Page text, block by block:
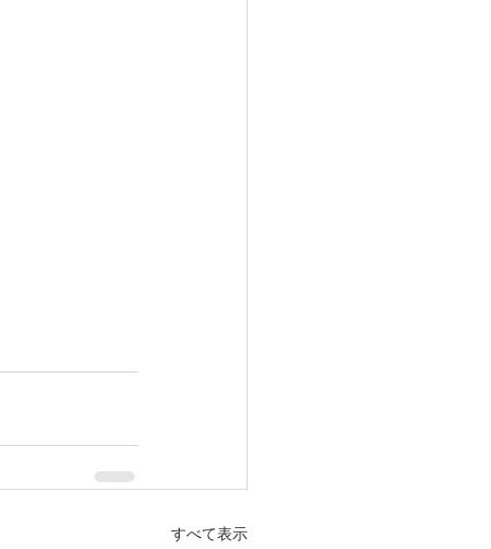
すべて表示